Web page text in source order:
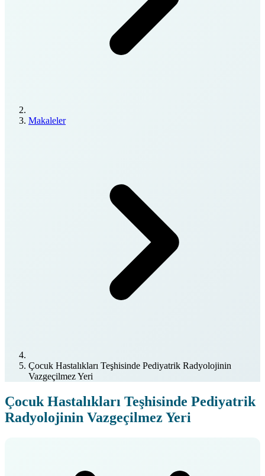
Makaleler
Çocuk Hastalıkları Teşhisinde Pediyatrik Radyolojinin
Vazgeçilmez Yeri
Çocuk Hastalıkları Teşhisinde Pediyatrik
Radyolojinin Vazgeçilmez Yeri